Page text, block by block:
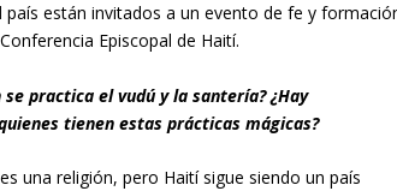
están invitados a un evento de fe y
Episcopal de Haití.
practica el vudú y la santería? ¿Hay
tienen estas prácticas mágicas?
una religión, pero Haití sigue siendo un país